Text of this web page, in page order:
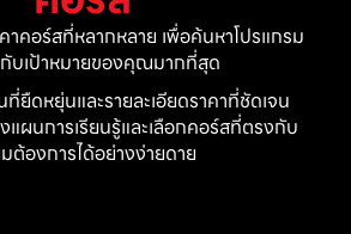
าคอร์สที่หลากหลาย เพื่อค้นหาโปรแกรม
กับเป้าหมายของคุณมากที่สุด
ที่ยืดหยุ่นและรายละเอียดราคาที่ชัดเจน
ผนการเรียนรู้และเลือกคอร์สที่ตรงกับ
ต้องการได้อย่างง่ายดาย